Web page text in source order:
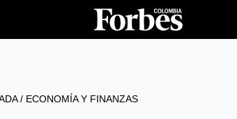
/ ECONOMÍA Y FINANZAS